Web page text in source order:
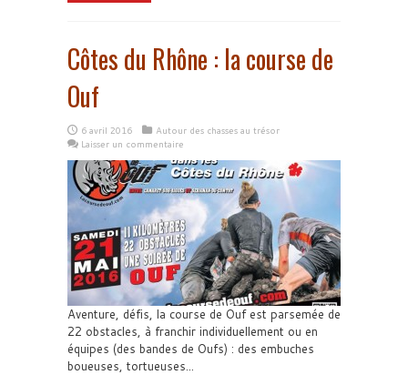
Côtes du Rhône : la course de
Ouf
6 avril 2016
Autour des chasses au trésor
Laisser un commentaire
Aventure, défis, la course de Ouf est parsemée de
22 obstacles, à franchir individuellement ou en
équipes (des bandes de Oufs) : des embuches
boueuses, tortueuses...